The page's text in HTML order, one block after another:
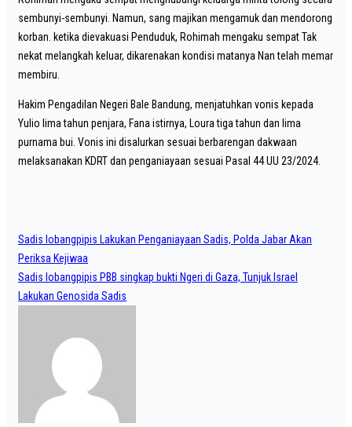
sembunyi-sembunyi. Namun, sang majikan mengamuk dan mendorong
korban. ketika dievakuasi Penduduk, Rohimah mengaku sempat Tak
nekat melangkah keluar, dikarenakan kondisi matanya Nan telah memar
membiru.
Hakim Pengadilan Negeri Bale Bandung, menjatuhkan vonis kepada
Yulio lima tahun penjara, Fana istirnya, Loura tiga tahun dan lima
purnama bui. Vonis ini disalurkan sesuai berbarengan dakwaan
melaksanakan KDRT dan penganiayaan sesuai Pasal 44 UU 23/2024.
Post
navigation
Sadis lobangpipis Lakukan Penganiayaan Sadis, Polda Jabar Akan
Periksa Kejiwaa
Sadis lobangpipis PBB singkap bukti Ngeri di Gaza, Tunjuk Israel
Lakukan Genosida Sadis